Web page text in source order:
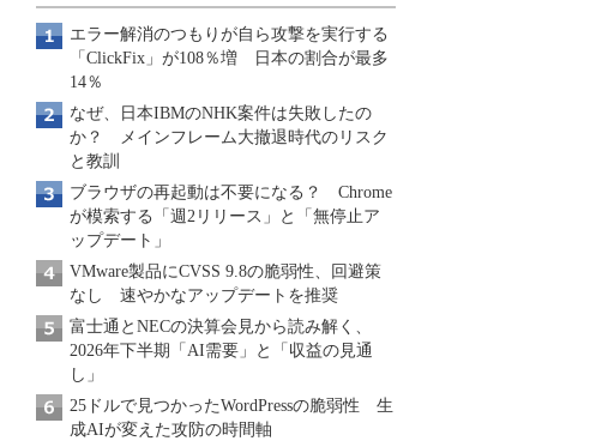
エラー解消のつもりが自ら攻撃を実行する
「ClickFix」が108％増 日本の割合が最多
14％
なぜ、日本IBMのNHK案件は失敗したの
か？ メインフレーム大撤退時代のリスク
と教訓
ブラウザの再起動は不要になる？ Chrome
が模索する「週2リリース」と「無停止ア
ップデート」
VMware製品にCVSS 9.8の脆弱性、回避策
なし 速やかなアップデートを推奨
富士通とNECの決算会見から読み解く、
2026年下半期「AI需要」と「収益の見通
し」
25ドルで見つかったWordPressの脆弱性 生
成AIが変えた攻防の時間軸